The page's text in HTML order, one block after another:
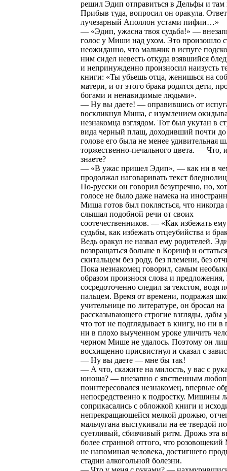
решил Эдип отправиться в Дельфы и там
Прибыв туда, вопросил он оракула.
лучезарный Аполлон устами пифии…»
— «Эдип, ужасна твоя судьба!» —
голос у Миши над ухом. Это произошло
неожиданно, что мальчик в испуге
ним сидел невесть откуда взявшийся
и непринужденно произносил наизусть
книги: «Ты убьешь отца, женишься на
матери, и от этого брака родятся дети,
богами и ненавидимые людьми».
— Ну вы даете! — оправившись от
воскликнул Миша, с изумлением
незнакомца взглядом. Тот был укутан в
вида черный плащ, доходивший почти до
голове его была не менее удивительная
торжественно-печального цвета. — Что,
знаете?
— «В ужас пришел Эдип», — как ни в
продолжал наговаривать текст
По-русски он говорил безупречно, но,
голосе не было даже намека на
Миша готов был поклясться, что никогда
слышал подобной речи от своих
соотечественников. — «Как избежать
судьбы, как избежать отцеубийства и
Ведь оракул не назвал ему родителей.
возвращаться больше в Коринф и
скитальцем без роду, без племени, без
Пока незнакомец говорил, самым
образом произнося слова и
сосредоточенно следил за текстом, водя
пальцем. Время от времени, подражая
учительнице по литературе, он бросал на
рассказывающего строгие взгляды, дабы
что тот не подглядывает в книгу, но ни в
ни в плохо выученном уроке уличить
черном Мише не удалось. Поэтому он
восхищенно присвистнул и сказал с
— Ну вы даете — мне бы так!
— А что, скажите на милость, у вас с
юноша? — внезапно с явственным
поинтересовался незнакомец, впервые
непосредственно к подростку. Мишины
соприкасались с обложкой книги и
непрекращающейся мелкой дрожью,
мальчугана выстукивали на ее твердой
суетливый, сбивчивый ритм. Дрожь эта
более странной оттого, что
не напоминал человека, достигшего
стадии алкогольной болезни.